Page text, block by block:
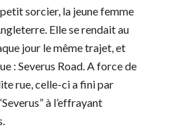
sorcier, la jeune femme
Elle se rendait au
jour le même trajet, et
: Severus Road. A force de
rue, celle-ci a fini par
à l’effrayant